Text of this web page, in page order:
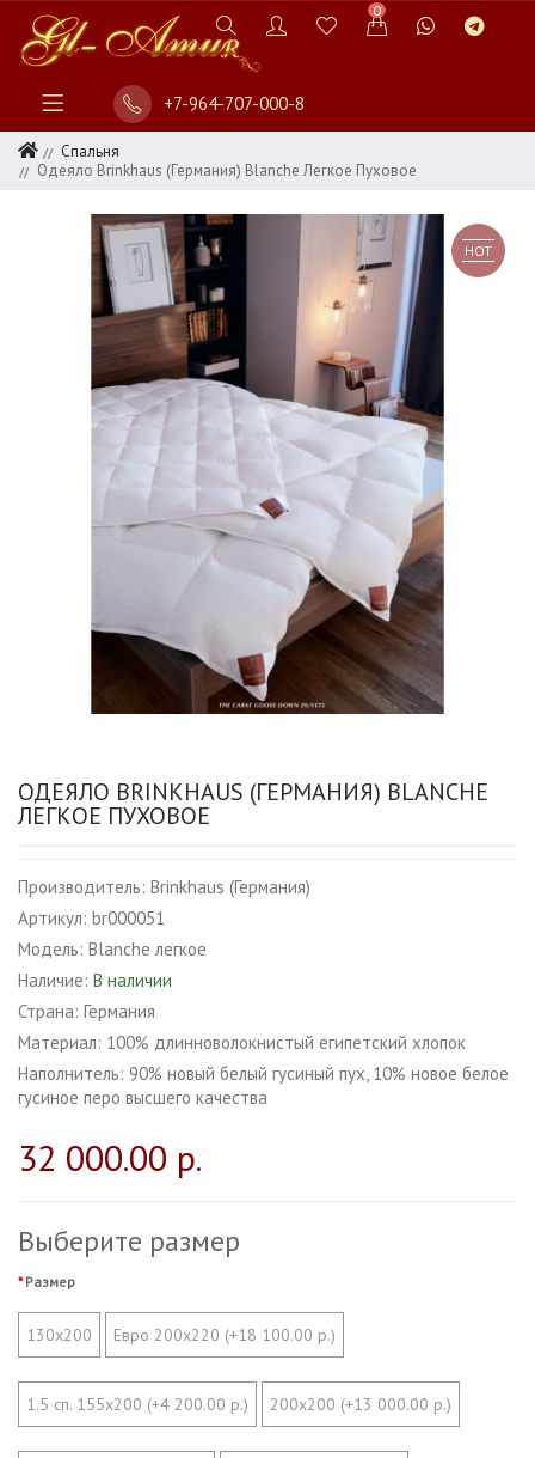
0
+7-964-707-000-8
Спальня
Одеяло Brinkhaus (Германия) Blanche Легкое Пуховое
HOT
ОДЕЯЛО BRINKHAUS (ГЕРМАНИЯ) BLANCHE
ЛЕГКОЕ ПУХОВОЕ
Производитель: Brinkhaus (Германия)
Артикул: br000051
Модель: Blanche легкое
Наличие: В наличии
Страна: Германия
Материал: 100% длинноволокнистый египетский хлопок
Наполнитель: 90% новый белый гусиный пух, 10% новое белое
гусиное перо высшего качества
32 000.00 р.
Выберите размер
Размер
130х200 Евро 200х220 (+18 100.00 р.)
1.5 сп. 155х200 (+4 200.00 р.) 200х200 (+13 000.00 р.)